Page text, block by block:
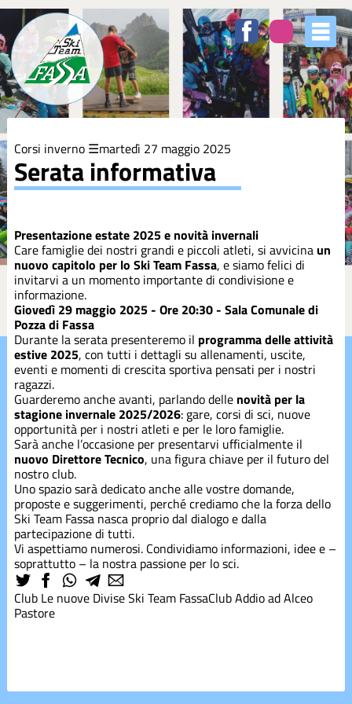
Corsi inverno martedì 27 maggio 2025
Serata informativa
Presentazione estate 2025 e novità invernali
Care famiglie dei nostri grandi e piccoli atleti, si avvicinaun
nuovo capitolo per lo Ski Team Fassa, e siamo felici di
invitarvi a un momento importante di condivisione e
informazione.
Giovedì 29 maggio 2025 - Ore 20:30 - Sala Comunale di
Pozza di Fassa
Durante la serata presenteremo il programma delle attività
estive 2025, con tutti i dettagli su allenamenti, uscite,
eventi e momenti di crescita sportiva pensati per i nostri
ragazzi.
Guarderemo anche avanti, parlando delle novità per la
stagione invernale 2025/2026: gare, corsi di sci, nuove
opportunità per i nostri atleti e per le loro famiglie.
Sarà anche l’occasione per presentarvi ufficialmente il
nuovo Direttore Tecnico, una figura chiave per il futuro del
nostro club.
Uno spazio sarà dedicato anche alle vostre domande,
proposte e suggerimenti, perché crediamo che la forza dello
Ski Team Fassa nasca proprio dal dialogo e dalla
partecipazione di tutti.
Vi aspettiamo numerosi. Condividiamo informazioni, idee e –
soprattutto – la nostra passione per lo sci.
Club Le nuove Divise Ski Team FassaClubAddio ad Alceo
Pastore
degli
argomenti
delle
notizie:
5XMILLE
Azzurri
Coppa
Europa
Corsi
Corsi estivi
Corsi
inverno
Divise
Divise
Eventi